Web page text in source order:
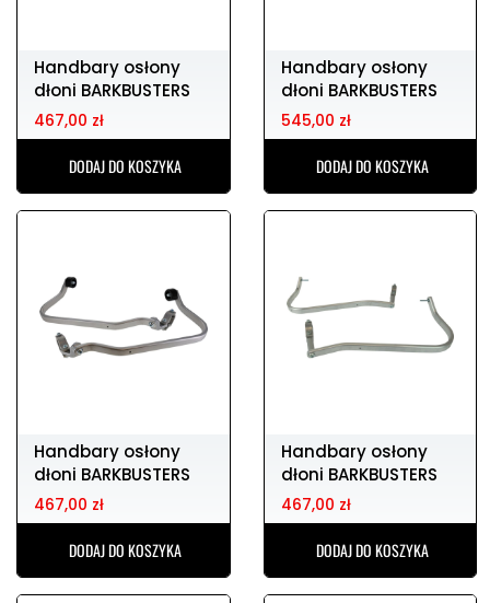
bhg-080-01-np
467,00 zł
DODAJ DO KOSZYKA
bhg-078-03-np
545,00 zł